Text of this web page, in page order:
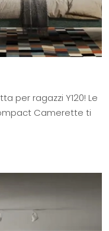
per ragazzi Y120! Le
Camerette ti